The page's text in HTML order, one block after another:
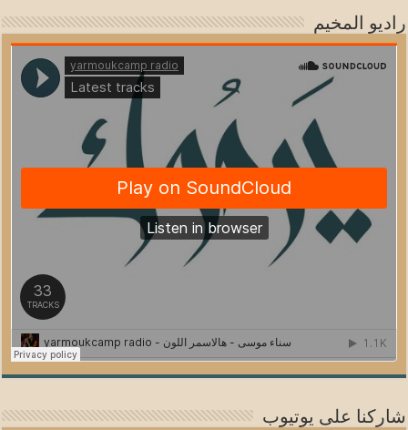
راديو المخيم
شاركنا على يوتيوب